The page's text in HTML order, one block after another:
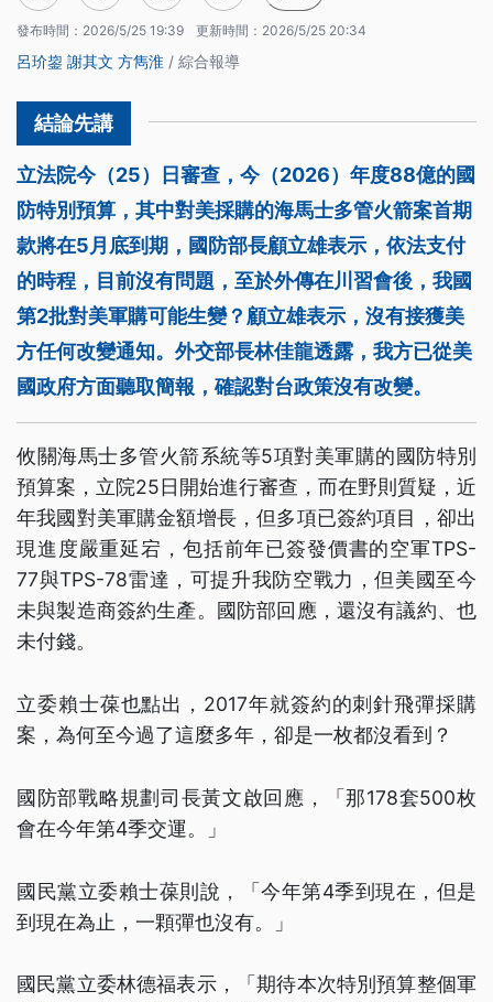
發布時間： 2026/5/25 19:39 更新時間： 2026/5/25 20:34
呂玠鋆 謝其文 方雋淮 / 綜合報導
立法院今（25）日審查，今（2026）年度88億的國
防特別預算，其中對美採購的海馬士多管火箭案首期
款將在5月底到期，國防部長顧立雄表示，依法支付
的時程，目前沒有問題，至於外傳在川習會後，我國
第2批對美軍購可能生變？顧立雄表示，沒有接獲美
方任何改變通知。外交部長林佳龍透露，我方已從美
國政府方面聽取簡報，確認對台政策沒有改變。
攸關海馬士多管火箭系統等5項對美軍購的國防特別
預算案，立院25日開始進行審查，而在野則質疑，近
年我國對美軍購金額增長，但多項已簽約項目，卻出
現進度嚴重延宕，包括前年已簽發價書的空軍TPS-
77與TPS-78雷達，可提升我防空戰力，但美國至今
未與製造商簽約生產。國防部回應，還沒有議約、也
未付錢。
立委賴士葆也點出，2017年就簽約的刺針飛彈採購
案，為何至今過了這麼多年，卻是一枚都沒看到？
國防部戰略規劃司長黃文啟回應，「那178套500枚
會在今年第4季交運。」
國民黨立委賴士葆則說，「今年第4季到現在，但是
到現在為止，一顆彈也沒有。」
國民黨立委林德福表示，「期待本次特別預算整個軍